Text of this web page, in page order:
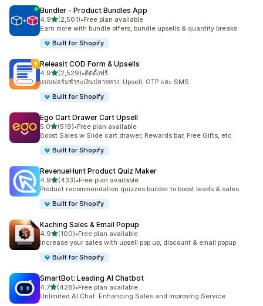
Bundler ‑ Product Bundles App
4.9เต็ม 5 ดาว
(2,501)
ทั้งหมด 2501 รีวิว
•Free plan available
Earn more with bundle offers, bundle upsells & quantity breaks
Built for Shopify
Releasit COD Form & Upsells
4.9เต็ม 5 ดาว
(2,529)
ทั้งหมด 2529 รีวิว
•ติดตั้งฟรี
แบบฟอร์มชำระเงินปลายทาง: Upsell, OTP และ SMS
Built for Shopify
Ego Cart Drawer Cart Upsell
5.0เต็ม 5 ดาว
(519)
ทั้งหมด 519 รีวิว
•Free plan available
Boost Sales w Slide cart drawer, Rewards bar, Free Gifts, etc
Built for Shopify
RevenueHunt Product Quiz Maker
4.9เต็ม 5 ดาว
(433)
ทั้งหมด 433 รีวิว
•Free plan available
Product recommendation quizzes builder to boost leads & sales
Built for Shopify
Kaching Sales & Email Popup
4.9เต็ม 5 ดาว
(100)
ทั้งหมด 100 รีวิว
•Free plan available
Increase your sales with upsell pop up, discount & email popup
Built for Shopify
SmartBot: Leading AI Chatbot
4.7เต็ม 5 ดาว
(428)
ทั้งหมด 428 รีวิว
•Free plan available
Unlimited AI Chat: Enhancing Sales and Improving Service